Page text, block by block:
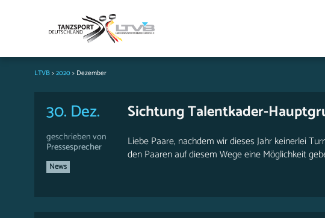
LTVB>2020> Dezember
30. Dez.
geschrieben von
Pressesprecher
News
Sichtung Talentkader-
Liebe Paare, nachdem wir dieses Jahr keinerlei
den Paaren auf diesem Wege eine Möglichkeit